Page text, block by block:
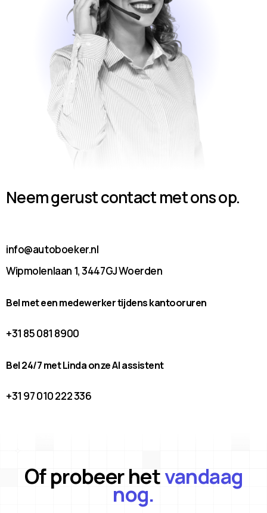
Neem gerust contact met ons op.
info@autoboeker.nl
Wipmolenlaan 1, 3447GJ Woerden
Bel met een medewerker tijdens kantooruren
+31 85 081 8900
Bel 24/7 met Linda onze AI assistent
+31 97 010 222 336
Of probeer hetvandaag
nog.